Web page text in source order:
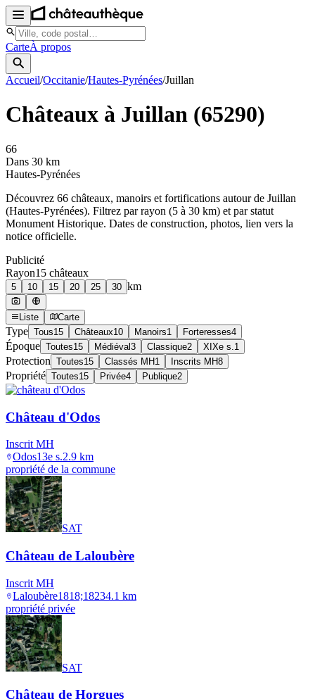
CarteÀ propos
Accueil/Occitanie/Hautes-Pyrénées/Juillan
Châteaux à Juillan (65290)
66
Dans 30 km
Hautes-Pyrénées
Découvrez 66 châteaux, manoirs et fortifications autour de Juillan
(Hautes-Pyrénées). Filtrez par rayon (5 à 30 km) et par statut
Monument Historique. Dates de construction, photos, lien vers la
notice officielle.
Publicité
Rayon15 châteaux
5 10 15 20 25 30 km
Liste Carte
Type Tous15 Châteaux10 Manoirs1 Forteresses4
Époque Toutes15 Médiéval 3 Classique2 XIXe s. 1
Protection Toutes15 Classés MH1 Inscrits MH8
Propriété Toutes15 Privée4 Publique2
Château d'Odos
Inscrit MH
Odos13e s.2.9 km
propriété de la commune
SAT
Château de Laloubère
Inscrit MH
Laloubère1818;18234.1 km
propriété privée
SAT
Château de Horgues